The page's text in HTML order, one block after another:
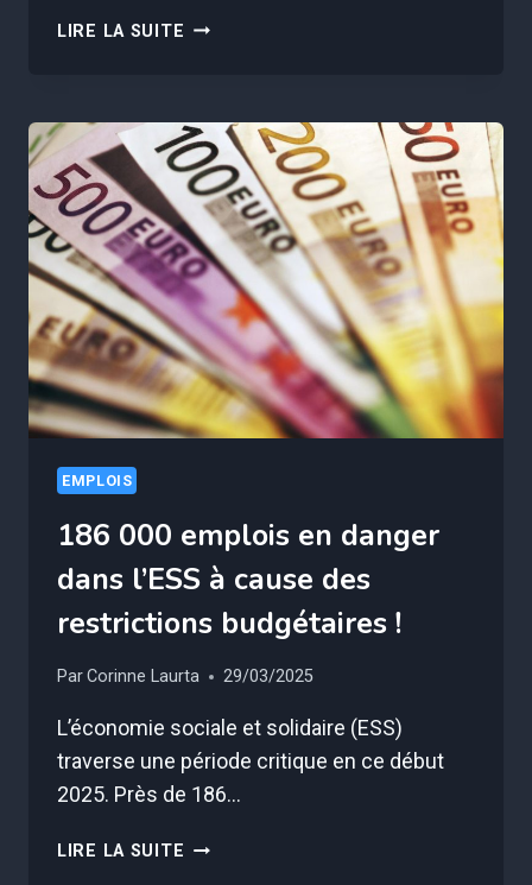
LIRE LA SUITE FRANCE
DOIGT
CES
GRAVES
ERREURS
QUI
MENACENT
VOS
ALLOCATIONS-
CHÔMAGE
EMPLOIS
186 000 emplois en danger
dans l’ESS à cause des
restrictions budgétaires !
ParCorinne Laurta 29/03/2025
L’économie sociale et solidaire (ESS)
traverse une période critique en ce début
2025. Près de 186…
LIRE LA SUITE 186